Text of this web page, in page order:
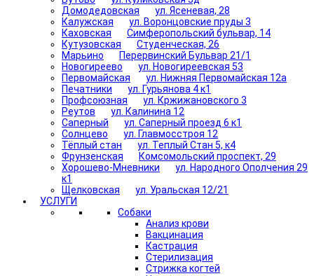
Домодедовская
ул. Ясеневая, 28
Калужская
ул. Воронцовские пруды 3
Каховская
Симферопольский бульвар, 14
Кутузовская
Студенческая, 26
Марьино
Перервинский Бульвар 21/1
Новогиреево
ул. Новогиреевская 53
Первомайская
ул. Нижняя Первомайская 12а
Печатники
ул. Гурьянова 4 к1
Профсоюзная
ул. Кржижановского 3
Реутов
ул. Калинина 12
Саперный
ул. Саперный проезд 6 к1
Солнцево
ул. Главмосстроя 12
Тёплый стан
ул. Теплый Стан 5, к4
Фрунзенская
Комсомольский проспект, 29
Хорошево-Мневники
ул. Народного Ополчения 29
к1
Щелковская
ул. Уральская 12/21
УСЛУГИ
Собаки
Анализ крови
Вакцинация
Кастрация
Стерилизация
Стрижка когтей